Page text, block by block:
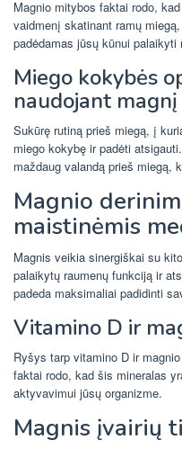
Magnio mitybos faktai rodo,
vaidmenį skatinant ramų
padėdamas jūsų kūnui
Miego kokybės
naudojant magnį
Sukūrę rutiną prieš miegą, į
miego kokybę ir padėti
maždaug valandą prieš miegą,
Magnio
maistinėmis
Magnis veikia sinergiškai su
palaikytų raumenų funkciją ir
padeda maksimaliai padidinti
Vitamino D ir
Ryšys tarp vitamino D ir
faktai rodo, kad šis mineralas
aktyvavimui jūsų organizme.
Magnis įvairių